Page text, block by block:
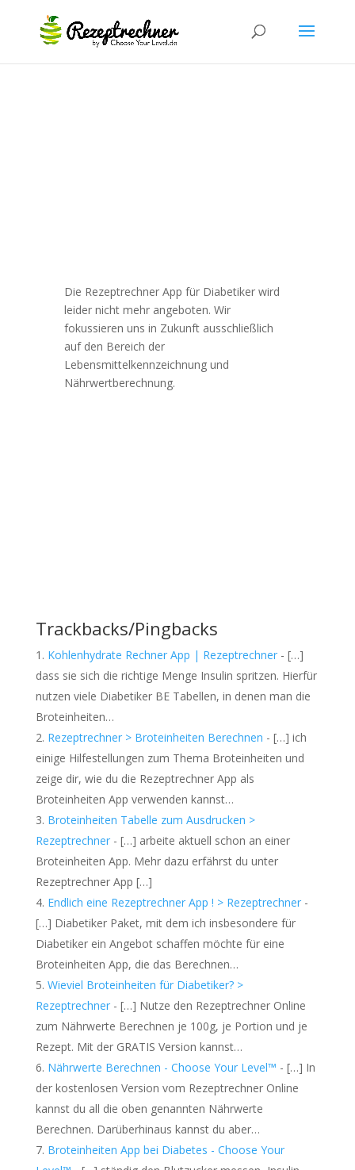
Die Rezeptrechner App für Diabetiker wird
leider nicht mehr angeboten. Wir
fokussieren uns in Zukunft ausschließlich
auf den Bereich der
Lebensmittelkennzeichnung und
Nährwertberechnung.
Trackbacks/Pingbacks
Kohlenhydrate Rechner App | Rezeptrechner- […]
dass sie sich die richtige Menge Insulin spritzen. Hierfür
nutzen viele Diabetiker BE Tabellen, in denen man die
Broteinheiten…
Rezeptrechner > Broteinheiten Berechnen - […] ich
einige Hilfestellungen zum Thema Broteinheiten und
zeige dir, wie du die Rezeptrechner App als
Broteinheiten App verwenden kannst…
Broteinheiten Tabelle zum Ausdrucken >
Rezeptrechner- […] arbeite aktuell schon an einer
Broteinheiten App. Mehr dazu erfährst du unter
Rezeptrechner App […]
Endlich eine Rezeptrechner App ! > Rezeptrechner-
[…] Diabetiker Paket, mit dem ich insbesondere für
Diabetiker ein Angebot schaffen möchte für eine
Broteinheiten App, die das Berechnen…
Wieviel Broteinheiten für Diabetiker? >
Rezeptrechner- […] Nutze den Rezeptrechner Online
zum Nährwerte Berechnen je 100g, je Portion und je
Rezept. Mit der GRATIS Version kannst…
Nährwerte Berechnen - Choose Your Level™ - […] In
der kostenlosen Version vom Rezeptrechner Online
kannst du all die oben genannten Nährwerte
Berechnen. Darüberhinaus kannst du aber…
Broteinheiten App bei Diabetes - Choose Your